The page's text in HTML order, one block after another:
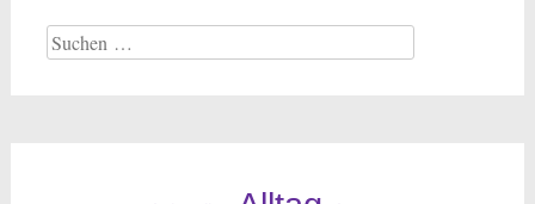
Suche
nach: